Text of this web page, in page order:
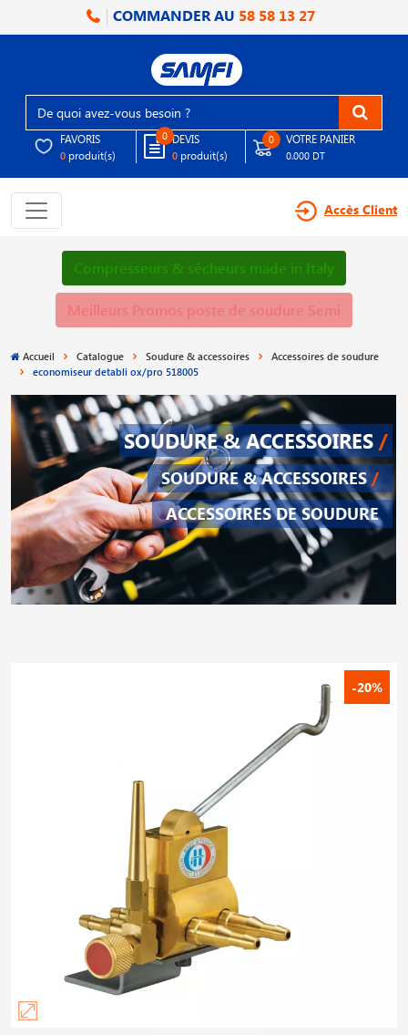
COMMANDER AU 58 58 13 27
FAVORIS
0 produit(s)
0 DEVIS
0 produit(s)
0 VOTRE PANIER
0.000 DT
Accès Client
Compresseurs & sécheurs made in Italy
Meilleurs Promos poste de soudure Semi
Accueil Catalogue Soudure & accessoires
Accessoires de soudure
economiseur detabli ox/pro 518005
SOUDURE & ACCESSOIRES /
SOUDURE & ACCESSOIRES /
ACCESSOIRES DE SOUDURE
-20%